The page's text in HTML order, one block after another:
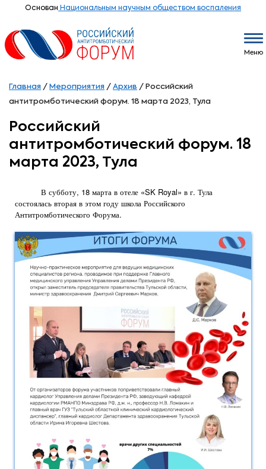
Основан Национальным научным обществом воспаления
Меню
Главная / Мероприятия / Архив / Российский
антитромботический форум. 18 марта 2023, Тула
Российский
антитромботический форум. 18
марта 2023, Тула
В субботу, 18 марта в отеле «SK Royal» в г. Тула
состоялась вторая в этом году школа Российского
Антитромботического Форума.